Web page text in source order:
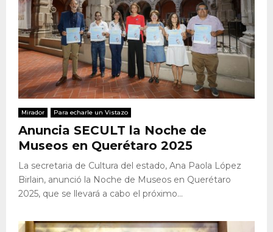
Mirador Para echarle un Vistazo
Anuncia SECULT la Noche de
Museos en Querétaro 2025
La secretaria de Cultura del estado, Ana Paola López
Birlain, anunció la Noche de Museos en Querétaro
2025, que se llevará a cabo el próximo...